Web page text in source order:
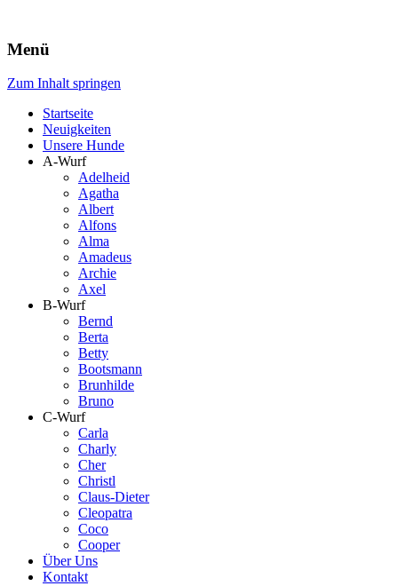
Menü
Zum Inhalt springen
Startseite
Neuigkeiten
Unsere Hunde
A-Wurf
Adelheid
Agatha
Albert
Alfons
Alma
Amadeus
Archie
Axel
B-Wurf
Bernd
Berta
Betty
Bootsmann
Brunhilde
Bruno
C-Wurf
Carla
Charly
Cher
Christl
Claus-Dieter
Cleopatra
Coco
Cooper
Über Uns
Kontakt